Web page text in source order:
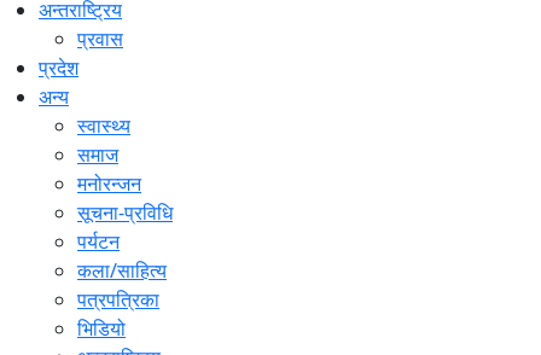
अन्तराष्ट्रिय
प्रवास
प्रदेश
अन्य
स्वास्थ्य
समाज
मनोरन्जन
सूचना-प्रविधि
पर्यटन
कला/साहित्य
पत्रपत्रिका
भिडियो